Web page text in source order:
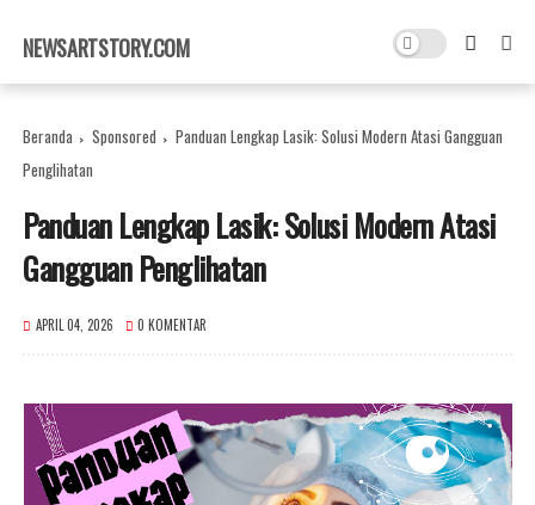
×
NEWSARTSTORY.COM
Beranda Sponsored
Panduan Lengkap Lasik: Solusi Modern Atasi Gangguan
Penglihatan
Panduan Lengkap Lasik: Solusi Modern Atasi
Gangguan Penglihatan
APRIL 04, 2026 0 KOMENTAR